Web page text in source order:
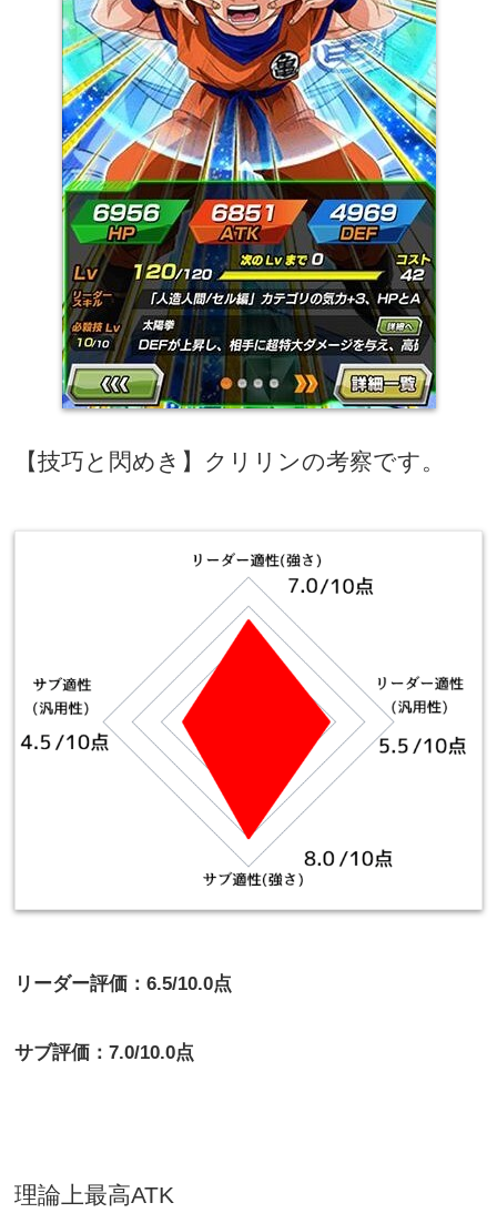
【技巧と閃めき】クリリンの考察です。
リーダー評価：6.5/10.0点
サブ評価：7.0/10.0点
理論上最高ATK